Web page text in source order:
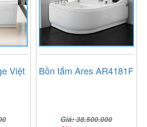
Nội Thất Nam Anh là đại lý cấp I
Brother do công ty Brother cung cấp
Việt
Bồn tắm Ares AR4181F
Giá: 38.500.000